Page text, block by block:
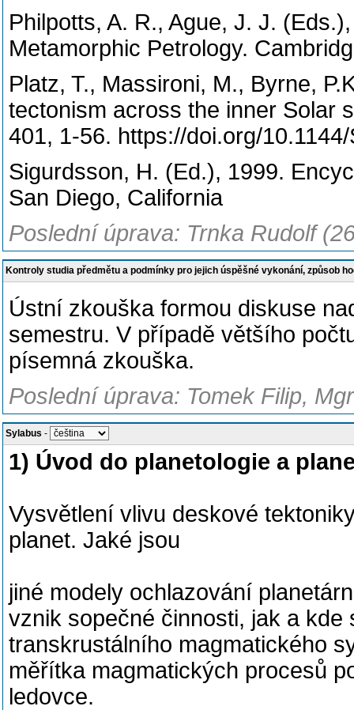
Philpotts, A. R., Ague, J. J.
Metamorphic Petrology.
Platz, T., Massironi, M., Byrne,
tectonism across the inner Solar
401, 1-56. https://doi.org/
Sigurdsson, H. (Ed.), 1999.
San Diego, California
Poslední úprava: Trnka Rudolf
Kontroly studia předmětu a podmínky pro jejich úspěšné vykonání, způsob
Ústní zkouška formou diskuse
semestru. V případě většího
písemná zkouška.
Poslední úprava: Tomek Filip,
Sylabus -
1) Úvod do planetologie a
Vysvětlení vlivu deskové
planet. Jaké jsou
jiné modely ochlazování
vznik sopečné činnosti, jak a
transkrustálního magmatického
měřítka magmatických procesů
ledovce.